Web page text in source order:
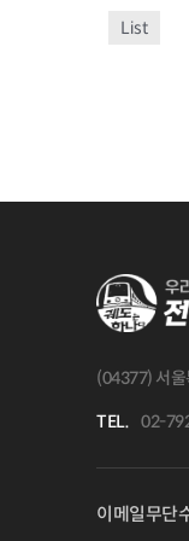
List
(04377) 서울
TEL. 02-
이메일무단